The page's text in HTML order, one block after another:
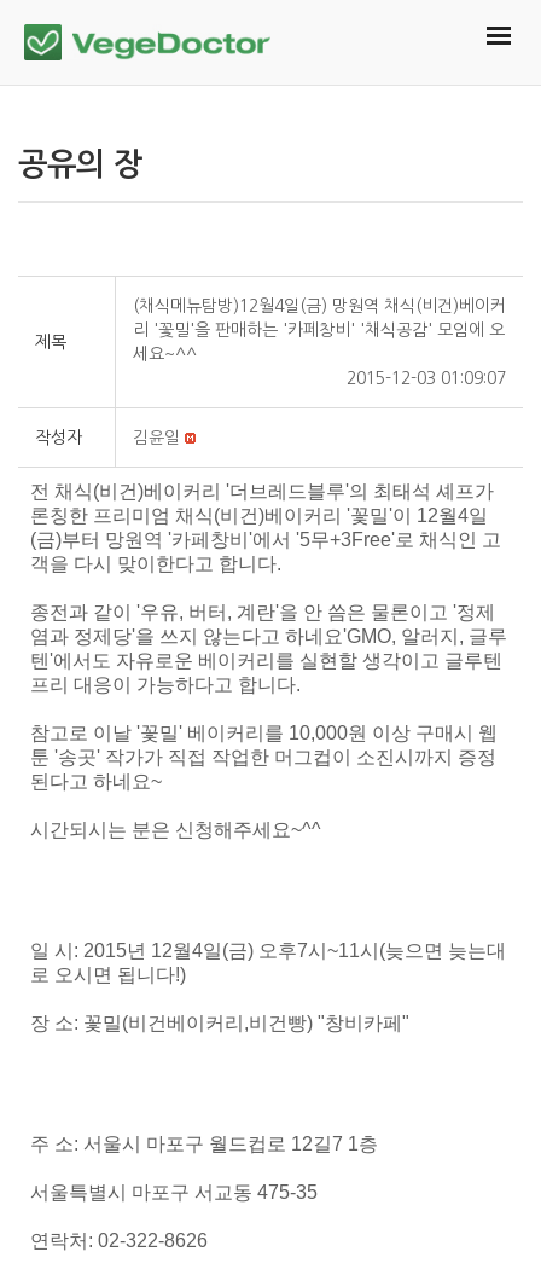
공유의 장
제목
(채식메뉴탐방)12월4일(금) 망원역 채식(비건)베이커
리 '꽃밀'을 판매하는 '카페창비' '채식공감' 모임에 오
세요~^^
2015-12-03 01:09:07
작성자 김윤일
전 채식(비건)베이커리 '더브레드블루'의 최태석 셰프가
론칭한 프리미엄 채식(비건)베이커리 '꽃밀'이 12월4일
(금)부터 망원역 '카페창비'에서 '5무+3Free'로 채식인 고
객을 다시 맞이한다고 합니다.
종전과 같이 '우유, 버터, 계란'을 안 씀은 물론이고 '정제
염과 정제당'을 쓰지 않는다고 하네요'GMO, 알러지, 글루
텐'에서도 자유로운 베이커리를 실현할 생각이고 글루텐
프리 대응이 가능하다고 합니다.
참고로 이날 '꽃밀' 베이커리를 10,000원 이상 구매시 웹
툰 '송곳' 작가가 직접 작업한 머그컵이 소진시까지 증정
된다고 하네요~
시간되시는 분은 신청해주세요~^^
일 시: 2015년 12월4일(금) 오후7시~11시(늦으면 늦는대
로 오시면 됩니다!)
장 소: 꽃밀(비건베이커리,비건빵) "창비카페"
주 소: 서울시 마포구 월드컵로 12길7 1층
서울특별시 마포구 서교동 475-35
연락처: 02-322-8626